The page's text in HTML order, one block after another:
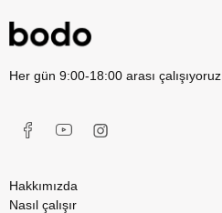
Her gün 9:00-18:00 arası çalışıyoruz
Hakkımızda
Nasıl çalışır